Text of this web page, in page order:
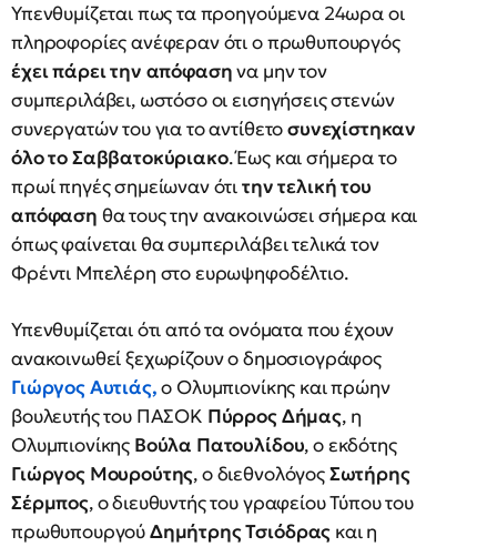
Υπενθυμίζεται πως τα προηγούμενα 24ωρα οι
πληροφορίες ανέφεραν ότι ο πρωθυπουργός
έχει πάρει την απόφασηνα μην τον
συμπεριλάβει, ωστόσο οι εισηγήσεις στενών
συνεργατών του για το αντίθετοσυνεχίστηκαν
όλο το Σαββατοκύριακο. Έως και σήμερα το
πρωί πηγές σημείωναν ότιτην τελική του
απόφαση θα τους την ανακοινώσει σήμερα και
όπως φαίνεται θα συμπεριλάβει τελικά τον
Φρέντι Μπελέρη στο ευρωψηφοδέλτιο.
Υπενθυμίζεται ότι από τα ονόματα που έχουν
ανακοινωθεί ξεχωρίζουν ο δημοσιογράφος
Γιώργος Αυτιάς,ο Ολυμπιονίκης και πρώην
βουλευτής του ΠΑΣΟΚ Πύρρος Δήμας, η
Ολυμπιονίκης Βούλα Πατουλίδου, ο εκδότης
Γιώργος Μουρούτης, ο διεθνολόγοςΣωτήρης
Σέρμπος, ο διευθυντής του γραφείου Τύπου του
πρωθυπουργούΔημήτρης Τσιόδρας και η